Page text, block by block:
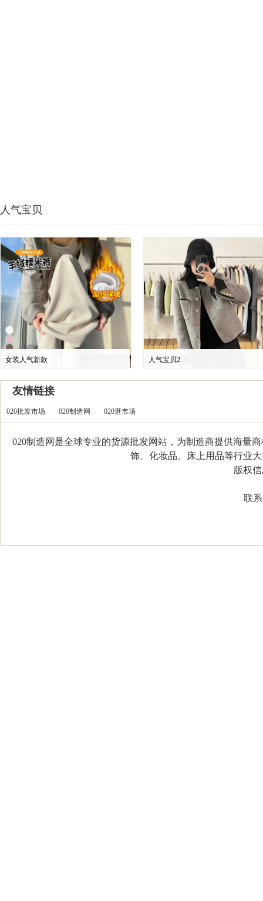
人气宝贝
女装人气新款 人气宝贝2
友情链接
020批发市场 020制造网 020逛市场
020制造网是全球专业的货源批发网站，为制造商提供海量
饰、化妆品、床上用品等行业
版权信
联